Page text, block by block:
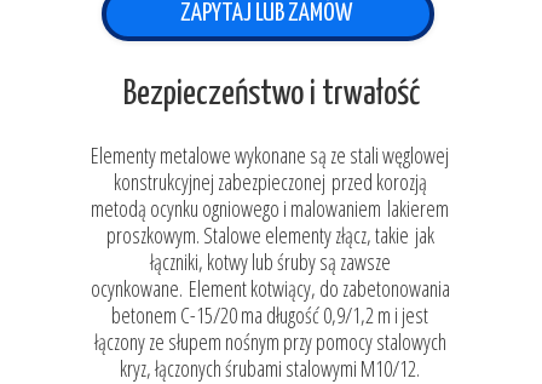
Bezpieczeństwo i trwałość
Elementy metalowe wykonane są ze stali węglowej
konstrukcyjnej zabezpieczonej przed korozją
metodą ocynku ogniowego i malowaniem lakierem
proszkowym. Stalowe elementy złącz, takie jak
łączniki, kotwy lub śruby są zawsze
ocynkowane. Element kotwiący, do zabetonowania
betonem C-15/20 ma długość 0,9/1,2 m i jest
łączony ze słupem nośnym przy pomocy stalowych
kryz, łączonych śrubami stalowymi M10/12.
ZAPYTAJ LUB ZAMÓW